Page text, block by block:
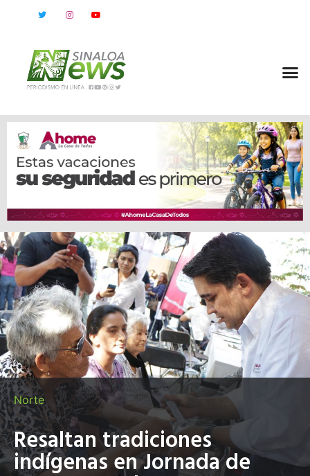
Norte
Resaltan tradiciones
indígenas en Jornada de